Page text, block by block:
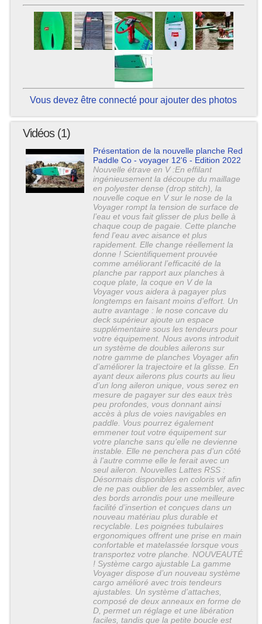
Vous devez être connecté pour ajouter des photos
Vidéos (1)
Présentation de la nouvelle planche Red
Paddle Co - voyager 12'6 - Edition 2022
Nouvelle étrave en V :En effilant
ingénieusement la découpe du maillage
en polyester dense (drop stitch), la
nouvelle coque en V sur le nose de la
Voyager rompt la tension de surface de
l’eau et vous fait glisser de plus belle à
chaque coup de pagaie. Cette planche
fend l’eau avec aisance et plus
rapidement. Elle change réellement la
donne ! Scientifiquement prouvée
comme améliorant l’efficacité de la
planche par rapport aux planches à
coque plate, la coque en V de la
Voyager vous aidera à pagayer plus
longtemps en faisant moins d’effort. Un
autre avantage : le nose concave du
deck supérieur ajoute un espace
supplémentaire sous les tendeurs pour
votre équipement. Nous avons introduit
un système de doubles ailerons sur
notre gamme de planches Voyager afin
d’améliorer la trajectoire et la glisse. En
ayant deux ailerons plus courts au lieu
d’un long aileron unique, vous serez en
mesure de pagayer sur des eaux très
peu profondes, vous donnant ainsi
accès à plus de voies navigables en
paddle. Vous pourrez également
emmener tout votre équipement sur
votre planche sans qu’elle ne devienne
instable. Elle ne penchera pas d’un côté
à l’autre comme elle le ferait avec un
seul aileron. Nouvelles Lattes RSS :
Désormais disponibles en coloris vif afin
de ne pas oublier de les assembler, avec
des bords arrondis pour une meilleure
facilité d’insertion et conçues dans un
nouveau matériau plus durable et
recyclable. Les poignées tubulaires
ergonomiques offrent une prise en main
confortable et matelassée lorsque vous
transportez votre planche. NOUVEAUTÉ
! Système cargo ajustable La gamme
Voyager dispose d’un nouveau système
cargo amélioré avec trois tendeurs
ajustables. Un système d’attaches,
composé de deux anneaux en forme de
D, permet un réglage et une libération
faciles, tandis que la petite boucle est